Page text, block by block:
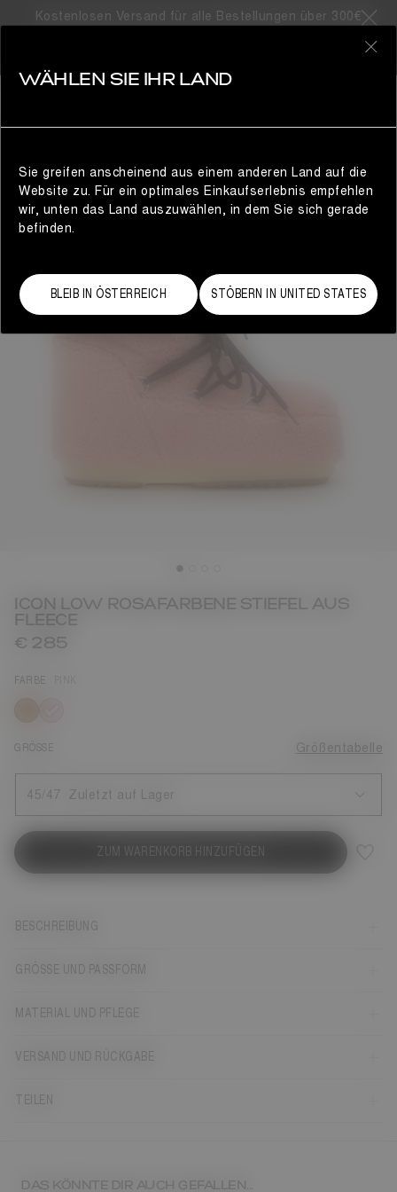
Kostenlosen Versand für alle Bestellungen über 300€
ICON LOW ROSAFARBENE STIEFEL AUS
FLEECE
€ 285
FARBE
GRÖSSE Größentabelle
45/47 Zuletzt auf Lager
ZUM WARENKORB HINZUFÜGEN
BESCHREIBUNG
GRÖSSE UND PASSFORM
MATERIAL UND PFLEGE
VERSAND UND RÜCKGABE
TEILEN
DAS KÖNNTE DIR AUCH GEFALLEN...
WÄHLEN SIE IHR LAND
Sie greifen anscheinend aus einem anderen Land auf die
Website zu. Für ein optimales Einkaufserlebnis empfehlen
wir, unten das Land auszuwählen, in dem Sie sich gerade
befinden.
BLEIB IN ÖSTERREICH STÖBERN IN UNITED STATES